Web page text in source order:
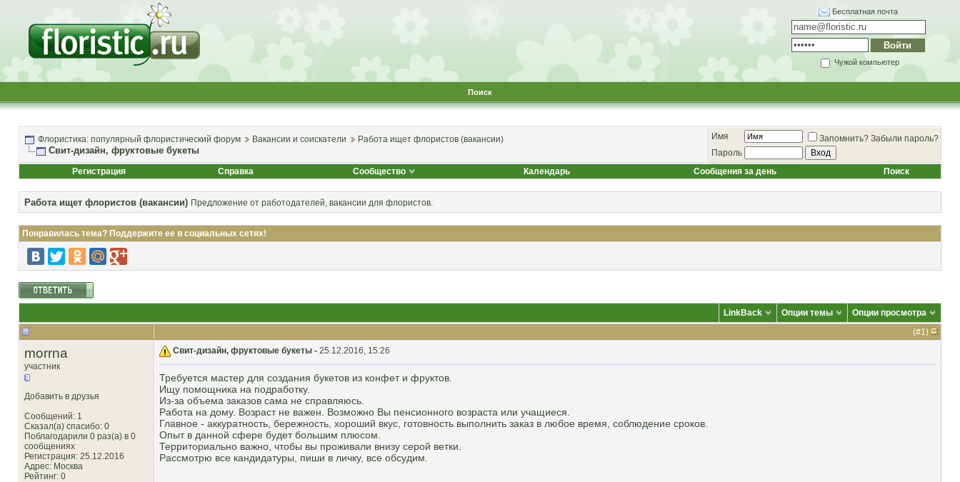
Бесплатная почта
Чужой компьютер
Поиск
Флористика: популярный флористический форум Вакансии и соискатели Работа ищет флористов (вакансии)
Свит-дизайн, фруктовые букеты
Имя Запомнить? Забыли пароль?
Пароль
Регистрация
Справка Сообщество Календарь Сообщения за день Поиск
Работа ищет флористов (вакансии) Предложение от работодателей, вакансии для флористов.
Понравилась тема? Поддержите ее в социальных сетях!
LinkBack Опции темы
Опции просмотра
(#1)
morrna
участник
Добавить в друзья
Сообщений: 1
Сказал(а) спасибо: 0
Поблагодарили 0 раз(а) в 0
сообщениях
Регистрация: 25.12.2016
Адрес: Москва
Рейтинг: 0
Свит-дизайн, фруктовые букеты - 25.12.2016, 15:26
Требуется мастер для создания букетов из конфет и фруктов.
Ищу помощника на подработку.
Из-за объема заказов сама не справляюсь.
Работа на дому. Возраст не важен. Возможно Вы пенсионного возраста или учащиеся.
Главное - аккуратность, бережность, хороший вкус, готовность выполнить заказ в любое время, соблюдение сроков.
Опыт в данной сфере будет большим плюсом.
Территориально важно, чтобы вы проживали внизу серой ветки.
Рассмотрю все кандидатуры, пиши в личку, все обсудим.